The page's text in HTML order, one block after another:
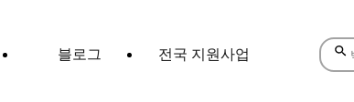
블로그 전국 지원사업